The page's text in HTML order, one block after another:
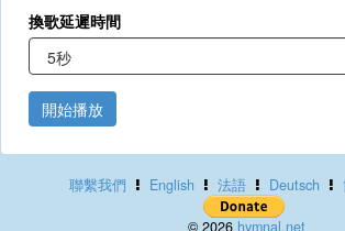
換歌延遲時間
開始播放
聯繫我們 English 法語 Deutsch
© 2026 hymnal.net